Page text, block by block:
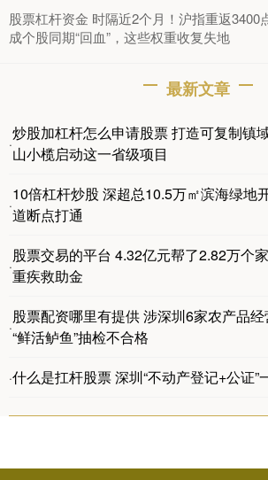
股票杠杆资金 时隔近2个月！沪指重返3400
成个股同期“回血”，这些权重收复失地
最新文章
·
炒股加杠杆怎么申请股票 打造可复制镇
山小榄启动这一省级项目
·
10倍杠杆炒股 深超总10.5万㎡滨海绿地
道断点打通
·
股票交易的平台 4.32亿元帮了2.82万个
重疾救助金
·
股票配资哪里有提供 涉深圳6家农产品
“鲜活鲈鱼”抽检不合格
·什么是扛杆股票 深圳“不动产登记+公证”